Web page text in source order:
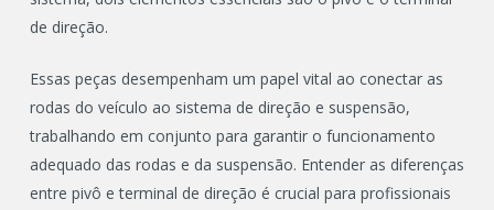
de direção.
Essas peças desempenham um papel vital ao conectar as
rodas do veículo ao sistema de direção e suspensão,
trabalhando em conjunto para garantir o funcionamento
adequado das rodas e da suspensão. Entender as diferenças
entre pivô e terminal de direção é crucial para profissionais